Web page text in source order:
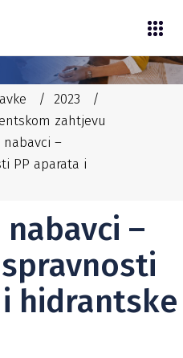
/2023
/
zahtjevu
nabavci –
PP aparata i
ZAHTJEVU 2023
–
hidrantske